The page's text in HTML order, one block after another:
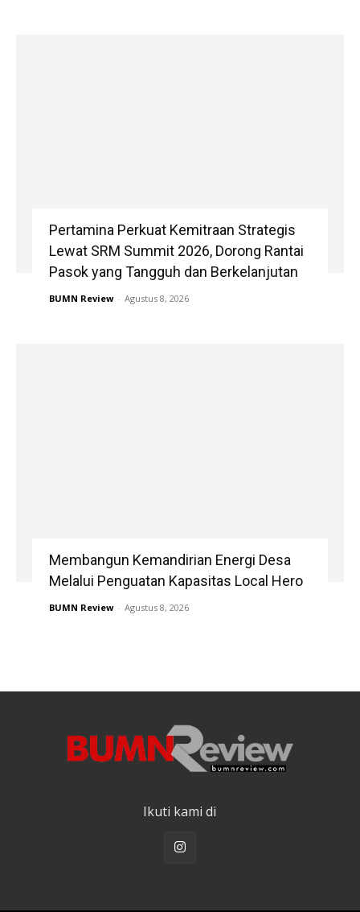
Pertamina Perkuat Kemitraan Strategis
Lewat SRM Summit 2026, Dorong Rantai
Pasok yang Tangguh dan Berkelanjutan
BUMN Review - Agustus 8, 2026
Membangun Kemandirian Energi Desa
Melalui Penguatan Kapasitas Local Hero
BUMN Review - Agustus 8, 2026
Ikuti kami di